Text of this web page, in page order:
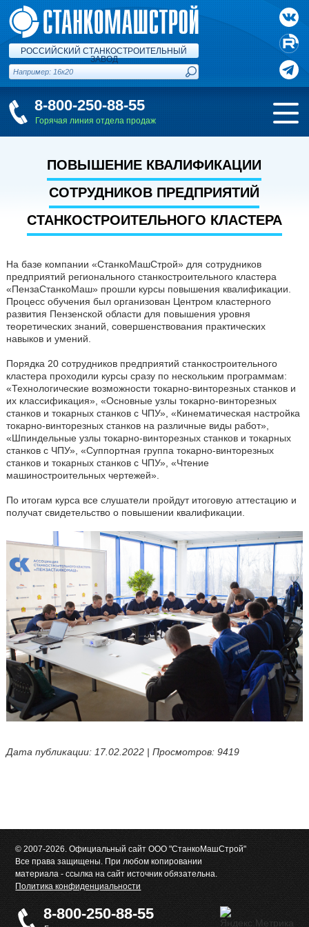
РОССИЙСКИЙ СТАНКОСТРОИТЕЛЬНЫЙ
ЗАВОД
8-800-250-88-55
Горячая линия отдела продаж
ПОВЫШЕНИЕ КВАЛИФИКАЦИИ
СОТРУДНИКОВ ПРЕДПРИЯТИЙ
СТАНКОСТРОИТЕЛЬНОГО КЛАСТЕРА
На базе компании «СтанкоМашСтрой» для сотрудников
предприятий регионального станкостроительного кластера
«ПензаСтанкоМаш» прошли курсы повышения квалификации.
Процесс обучения был организован Центром кластерного
развития Пензенской области для повышения уровня
теоретических знаний, совершенствования практических
навыков и умений.
Порядка 20 сотрудников предприятий станкостроительного
кластера проходили курсы сразу по нескольким программам:
«Технологические возможности токарно-винторезных станков и
их классификация», «Основные узлы токарно-винторезных
станков и токарных станков с ЧПУ», «Кинематическая настройка
токарно-винторезных станков на различные виды работ»,
«Шпиндельные узлы токарно-винторезных станков и токарных
станков с ЧПУ», «Суппортная группа токарно-винторезных
станков и токарных станков с ЧПУ», «Чтение
машиностроительных чертежей».
По итогам курса все слушатели пройдут итоговую аттестацию и
получат свидетельство о повышении квалификации.
Дата публикации: 17.02.2022 | Просмотров: 9419
© 2007-2026. Официальный сайт ООО "СтанкоМашСтрой"
Все права защищены. При любом копировании
материала - ссылка на сайт источник обязательна.
Политика конфиденциальности
8-800-250-88-55